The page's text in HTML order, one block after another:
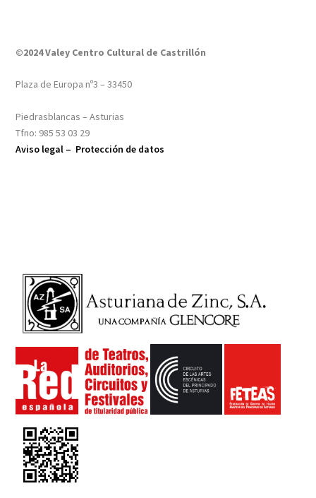
©2024 Valey Centro Cultural de Castrillón
Plaza de Europa nº3 – 33450
Piedrasblancas – Asturias
Tfno: 985 53 03 29
Aviso legal – Protección de datos